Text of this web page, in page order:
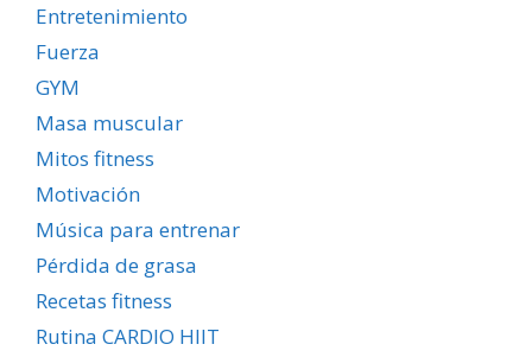
Entretenimiento
Fuerza
GYM
Masa muscular
Mitos fitness
Motivación
Música para entrenar
Pérdida de grasa
Recetas fitness
Rutina CARDIO HIIT